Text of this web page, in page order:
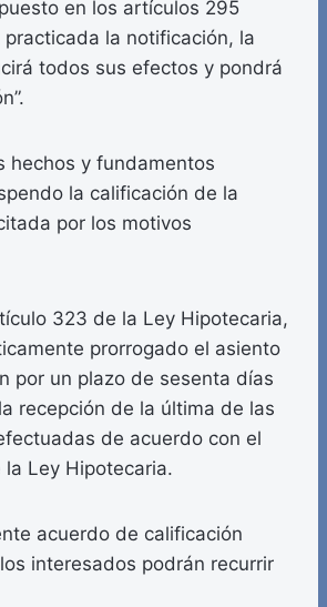
en los artículos 295
la notificación, la
todos sus efectos y pondrá
hechos y fundamentos
la calificación de la
por los motivos
323 de la Ley Hipotecaria,
prorrogado el asiento
por un plazo de sesenta días
recepción de la última de las
de acuerdo con el
Ley Hipotecaria.
acuerdo de calificación
interesados podrán recurrir